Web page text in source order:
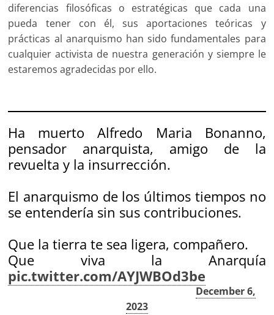
diferencias filosóficas o estratégicas que cada una
pueda tener con él, sus aportaciones teóricas y
prácticas al anarquismo han sido fundamentales para
cualquier activista de nuestra generación y siempre le
estaremos agradecidas por ello.
Ha muerto Alfredo Maria Bonanno,
pensador anarquista, amigo de la
revuelta y la insurrección.
El anarquismo de los últimos tiempos no
se entendería sin sus contribuciones.
Que la tierra te sea ligera, compañero.
Que viva la Anarquía
pic.twitter.com/AYJWBOd3be
December 6,
2023